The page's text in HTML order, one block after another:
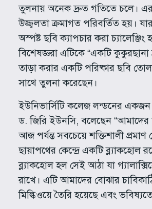
তুলনায় অনেক দ্রুত গতিতে চলে।
উজ্জ্বলতা ক্রমাগত পরিবর্তিত হয়।
অস্পষ্ট ছবি ক্যাপচার করা চ্যালেঞ্জিং
বিশেষজ্ঞরা এটিকে “একটি
তাড়া করার একটি পরিষ্কার ছবি
সাথে তুলনা করেছেন।
ইউনিভার্সিটি কলেজ লন্ডনের একজন
ড. জিরি ইউনসি, বলেছেন
আজ পর্যন্ত সবচেয়ে শক্তিশালী
ছায়াপথের কেন্দ্রে একটি ব্ল্যাকহোল
ব্ল্যাকহোল হল সেই আঠা যা
রাখে। এটি আমাদের বোঝার
মিল্কিওয়ে তৈরি হয়েছে এবং